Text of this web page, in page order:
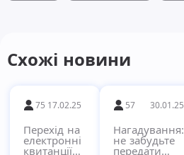
Схожі новини
75 17.02.25
Перехід на
електронні
квитанції
57 30.01.25
Нагадування:
не забудьте
передати